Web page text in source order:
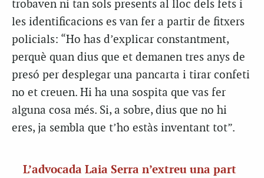
trobaven ni tan sols presents al lloc dels fets i
les identificacions es van fer a partir de fitxers
policials: “Ho has d’explicar constantment,
perquè quan dius que et demanen tres anys de
presó per desplegar una pancarta i tirar confeti
no et creuen. Hi ha una sospita que vas fer
alguna cosa més. Si, a sobre, dius que no hi
eres, ja sembla que t’ho estàs inventant tot”.
L’advocada Laia Serra n’extreu una part